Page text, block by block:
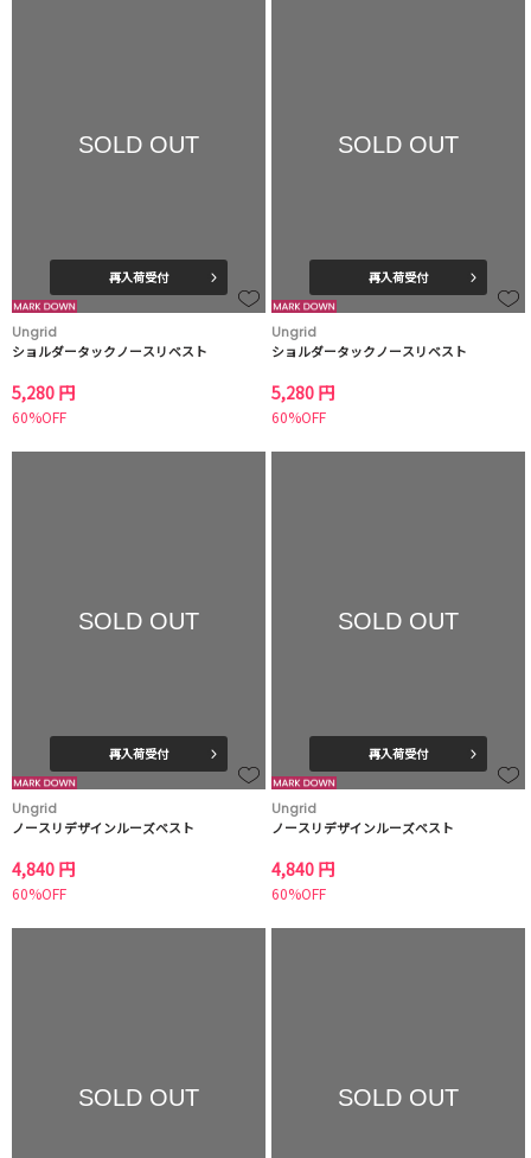
SOLD OUT
再入荷受付
Ungrid
ショルダータックノースリベスト
5,280 円
60%OFF
SOLD OUT
再入荷受付
Ungrid
ショルダータックノースリベスト
5,280 円
60%OFF
SOLD OUT
再入荷受付
Ungrid
ノースリデザインルーズベスト
4,840 円
60%OFF
SOLD OUT
再入荷受付
Ungrid
ノースリデザインルーズベスト
4,840 円
60%OFF
SOLD OUT SOLD OUT